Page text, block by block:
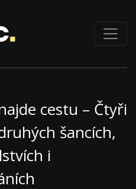
cestu – Čtyři
šancích,
i